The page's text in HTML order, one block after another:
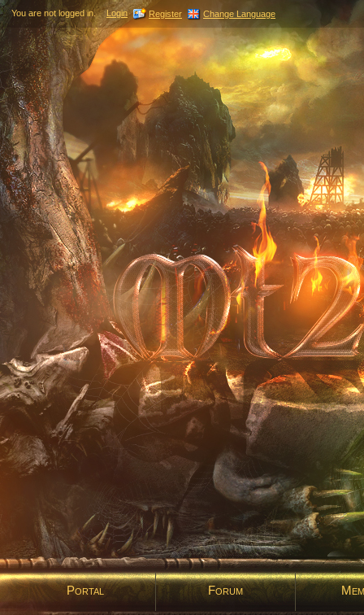
You are not logged in. Login Register Change Language
Portal Forum